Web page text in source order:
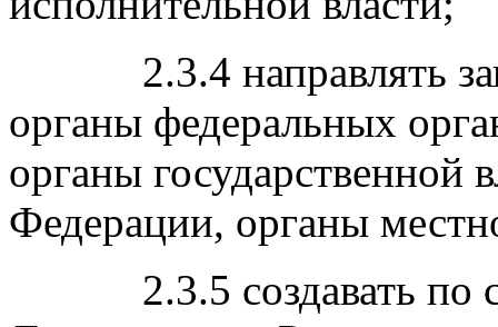
2.3.4 направлять
органы федеральных
органы государственной
Федерации, органы
2.3.5 создавать по